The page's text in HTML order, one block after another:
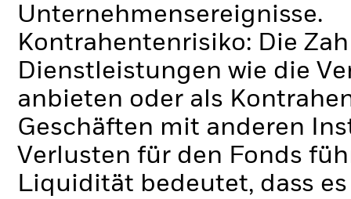
Unternehmensereignisse.
Kontrahentenrisiko: Die
Dienstleistungen wie die
anbieten oder als
Geschäften mit anderen
Verlusten für den Fonds
Liquidität bedeutet, dass